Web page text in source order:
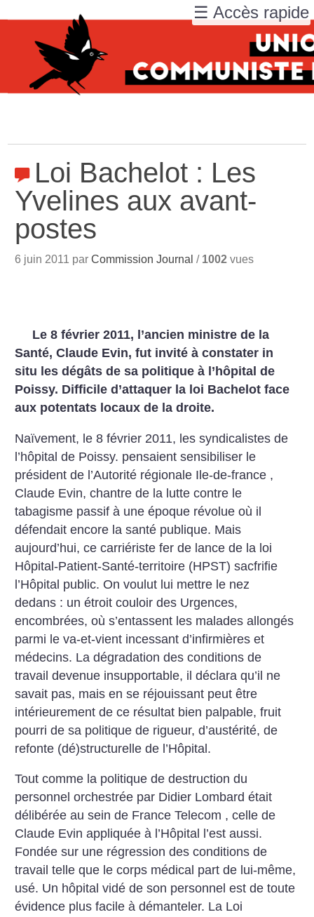
Loi Bachelot : Les
Yvelines aux avant-
postes
6 juin 2011 parCommission Journal / 1002 vues
Le 8 février 2011, l’ancien ministre de la
Santé, Claude Evin, fut invité à constater in
situ les dégâts de sa politique à l’hôpital de
Poissy. Difficile d’attaquer la loi Bachelot face
aux potentats locaux de la droite.
Naïvement, le 8 février 2011, les syndicalistes de
l’hôpital de Poissy. pensaient sensibiliser le
président de l’Autorité régionale Ile-de-france ,
Claude Evin, chantre de la lutte contre le
tabagisme passif à une époque révolue où il
défendait encore la santé publique. Mais
aujourd’hui, ce carriériste fer de lance de la loi
Hôpital-Patient-Santé-territoire (HPST) sacfrifie
l’Hôpital public. On voulut lui mettre le nez
dedans : un étroit couloir des Urgences,
encombrées, où s’entassent les malades allongés
parmi le va-et-vient incessant d’infirmières et
médecins. La dégradation des conditions de
travail devenue insupportable, il déclara qu’il ne
savait pas, mais en se réjouissant peut être
intérieurement de ce résultat bien palpable, fruit
pourri de sa politique de rigueur, d’austérité, de
refonte (dé)structurelle de l’Hôpital.
Tout comme la politique de destruction du
personnel orchestrée par Didier Lombard était
délibérée au sein de France Telecom , celle de
Claude Evin appliquée à l’Hôpital l’est aussi.
Fondée sur une régression des conditions de
travail telle que le corps médical part de lui-même,
usé. Un hôpital vidé de son personnel est de toute
évidence plus facile à démanteler. La Loi
☰ Accès rapide